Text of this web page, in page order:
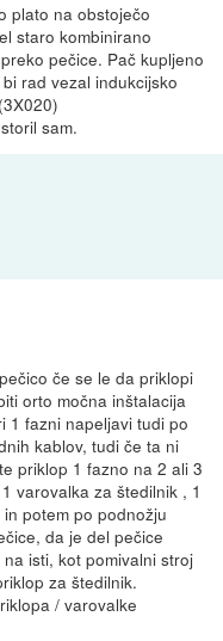
plato na obstoječo
staro kombinirano
pečice. Pač kupljeno
rad vezal indukcijsko
sam.
če se le da priklopi
orto močna inštalacija
1 fazni napeljavi tudi po
kablov, tudi če ta ni
priklop 1 fazno na 2 ali 3
varovalka za štedilnik , 1
potem po podnožju
da je del pečice
isti, kot pomivalni stroj
za štedilnik.
/ varovalke